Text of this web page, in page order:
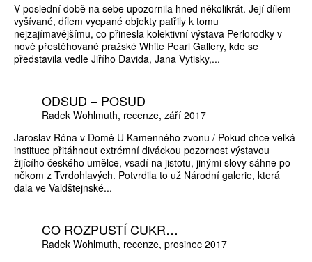
V poslední době na sebe upozornila hned několikrát. Její dílem
vyšívané, dílem vycpané objekty patřily k tomu
nejzajímavějšímu, co přinesla kolektivní výstava Perlorodky v
nově přestěhované pražské White Pearl Gallery, kde se
představila vedle Jiřího Davida, Jana Vytisky,...
ODSUD – POSUD
Radek Wohlmuth recenze září 2017
Jaroslav Róna v Domě U Kamenného zvonu / Pokud chce velká
instituce přitáhnout extrémní diváckou pozornost výstavou
žijícího českého umělce, vsadí na jistotu, jinými slovy sáhne po
někom z Tvrdohlavých. Potvrdila to už Národní galerie, která
dala ve Valdštejnské...
CO ROZPUSTÍ CUKR…
Radek Wohlmuth recenze prosinec 2017